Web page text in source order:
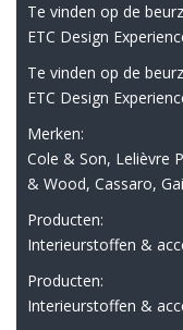
Te vinden op de
ETC Design
Te vinden op de
ETC Design
Merken:
Cole & Son, Lelièvre
& Wood, Cassaro,
Producten:
Interieurstoffen &
Producten:
Interieurstoffen &